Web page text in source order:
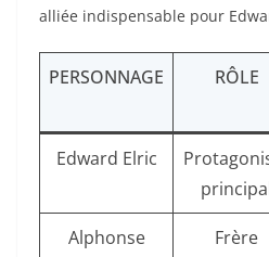
alliée indispensable pour
PERSONNAGE RÔLE
Edward Elric
Alphonse
Frère